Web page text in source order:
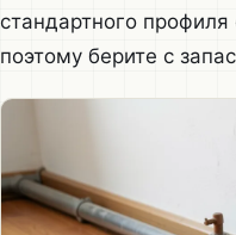
стандартного
поэтому берите с